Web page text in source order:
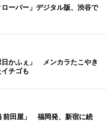
ーバー」デジタル版、渋谷で
日かふぇ」 メンカラたこやき
チゴも
前田屋」 福岡発、新宿に続